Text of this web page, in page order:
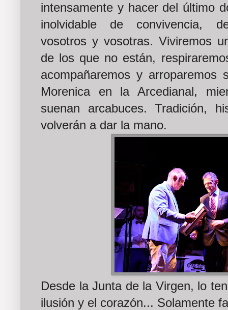
intensamente y hacer del último
inolvidable de convivencia,
vosotros y vosotras. Viviremos
de los que no están,
acompañaremos y arroparemos
Morenica en la Arcedianal,
suenan arcabuces. Tradición,
volverán a dar la mano.
Desde la Junta de la Virgen, lo
ilusión y el corazón... Solamente